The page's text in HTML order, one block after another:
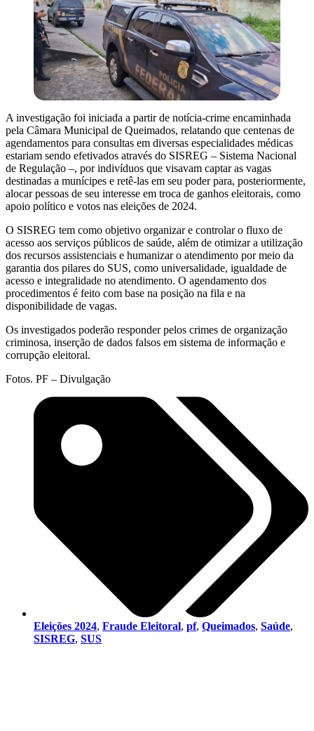
A investigação foi iniciada a partir de notícia-crime encaminhada
pela Câmara Municipal de Queimados, relatando que centenas de
agendamentos para consultas em diversas especialidades médicas
estariam sendo efetivados através do SISREG – Sistema Nacional
de Regulação –, por indivíduos que visavam captar as vagas
destinadas a munícipes e retê-las em seu poder para, posteriormente,
alocar pessoas de seu interesse em troca de ganhos eleitorais, como
apoio político e votos nas eleições de 2024.
O SISREG tem como objetivo organizar e controlar o fluxo de
acesso aos serviços públicos de saúde, além de otimizar a utilização
dos recursos assistenciais e humanizar o atendimento por meio da
garantia dos pilares do SUS, como universalidade, igualdade de
acesso e integralidade no atendimento. O agendamento dos
procedimentos é feito com base na posição na fila e na
disponibilidade de vagas.
Os investigados poderão responder pelos crimes de organização
criminosa, inserção de dados falsos em sistema de informação e
corrupção eleitoral.
Fotos. PF – Divulgação
Eleições 2024, Fraude Eleitoral, pf, Queimados, Saúde,
SISREG, SUS